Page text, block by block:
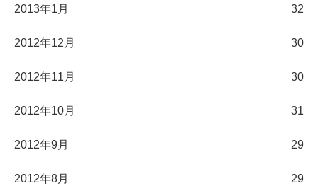
2013年1月 32
2012年12月 30
2012年11月 30
2012年10月 31
2012年9月 29
2012年8月 29